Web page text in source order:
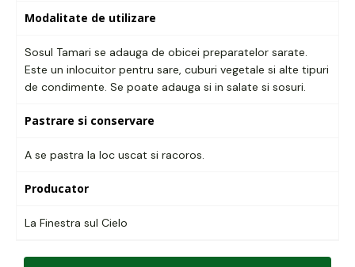
Modalitate de utilizare
Sosul Tamari se adauga de obicei preparatelor sarate.
Este un inlocuitor pentru sare, cuburi vegetale si alte tipuri
de condimente. Se poate adauga si in salate si sosuri.
Pastrare si conservare
A se pastra la loc uscat si racoros.
Producator
La Finestra sul Cielo